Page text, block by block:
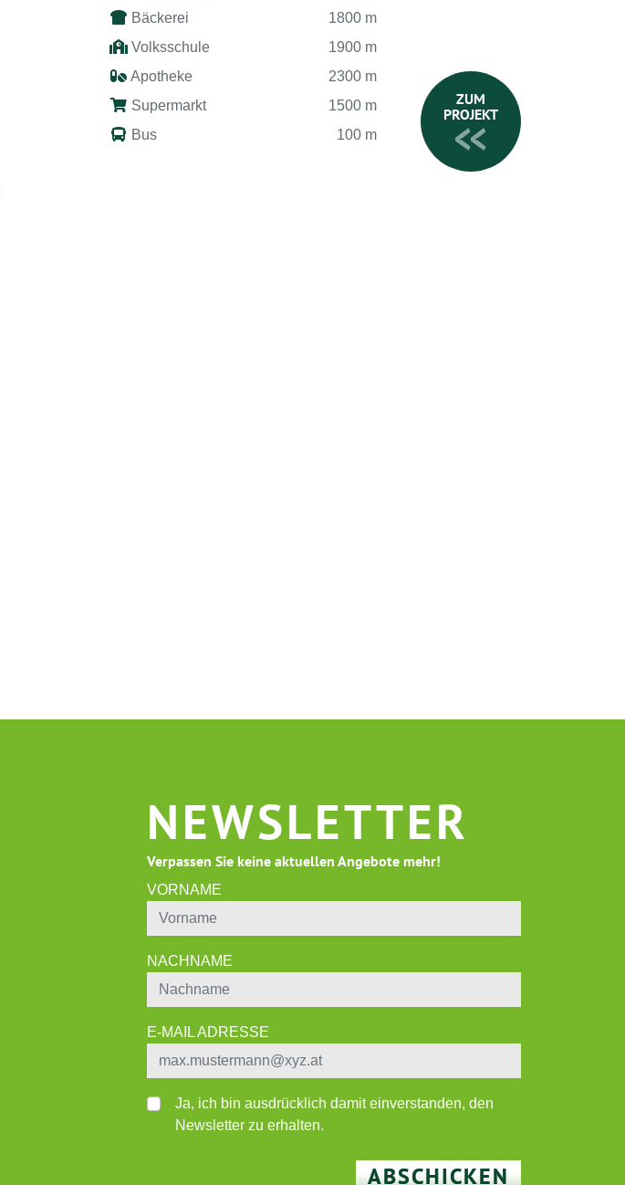
Bäckerei
1800 m
Volksschule
1900 m
Apotheke
2300 m
Supermarkt
1500 m
Bus
100 m
ZUM
PROJEKT
NEWSLETTER
Verpassen Sie keine aktuellen Angebote mehr!
VORNAME
NACHNAME
E-MAIL ADRESSE
Ja, ich bin ausdrücklich damit einverstanden, den
Newsletter zu erhalten.
ABSCHICKEN